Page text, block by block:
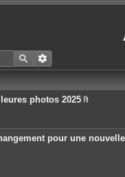
photos 2025
c
e
pour une nouvelle